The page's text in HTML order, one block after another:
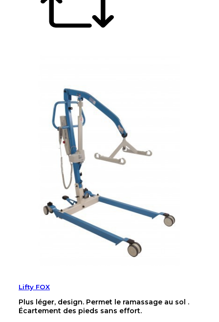
Lifty FOX
Plus léger, design. Permet le ramassage au sol .
Écartement des pieds sans effort.